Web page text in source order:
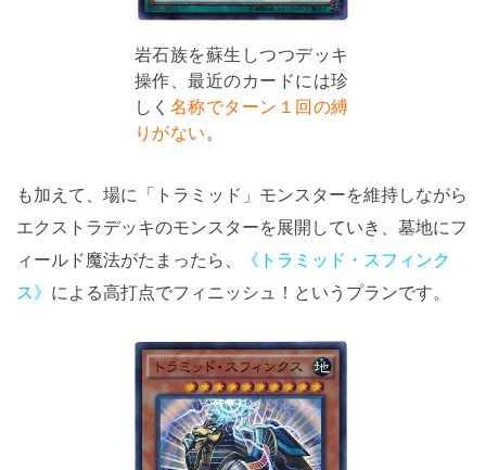
岩石族を蘇生しつつデッキ
操作、最近のカードには珍
しく 名称でターン１回の縛
りがない 。
も加えて、場に「トラミッド」モンスターを維持しながら
エクストラデッキのモンスターを展開していき、墓地にフ
ィールド魔法がたまったら、
《トラミッド・スフィンク
ス》 による高打点でフィニッシュ！というプランです。